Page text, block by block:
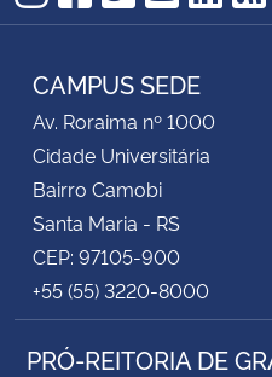
Instagram
Facebook
Twitter
CAMPUS SEDE
Av. Roraima nº 1000
Cidade Universitária
Bairro Camobi
Santa Maria - RS
CEP: 97105-900
+55 (55) 3220-8000
PRÓ-REITORIA DE